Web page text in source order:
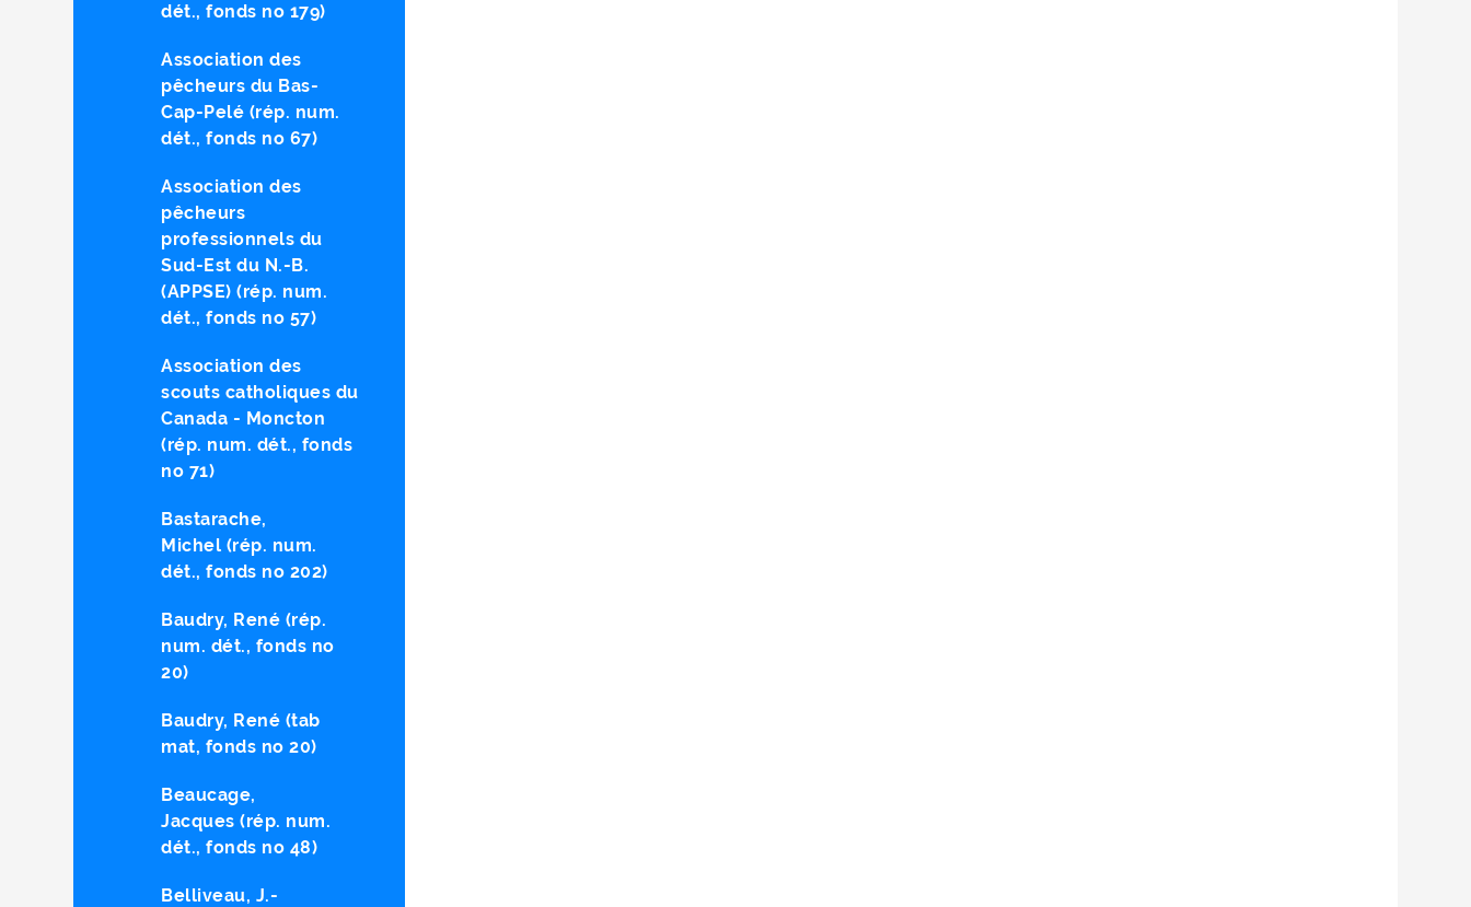
dét., fonds no 179)
Association des
pêcheurs du Bas-
Cap-Pelé (rép. num.
dét., fonds no 67)
Association des
pêcheurs
professionnels du
Sud-Est du N.-B.
(APPSE) (rép. num.
dét., fonds no 57)
Association des
scouts catholiques du
Canada - Moncton
(rép. num. dét., fonds
no 71)
Bastarache,
Michel (rép. num.
dét., fonds no 202)
Baudry, René (rép.
num. dét., fonds no
20)
Baudry, René (tab
mat, fonds no 20)
Beaucage,
Jacques (rép. num.
dét., fonds no 48)
Belliveau, J.-